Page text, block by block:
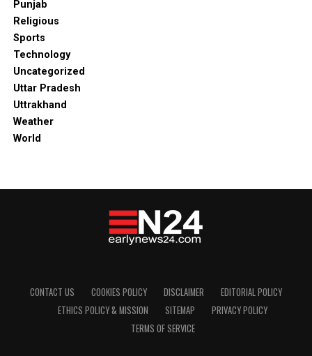
Punjab
Religious
Sports
Technology
Uncategorized
Uttar Pradesh
Uttrakhand
Weather
World
CONTACT US COOKIES POLICY DISCLAIMER
EDITORIAL POLICY
ETHICS POLICY & MISSION
SITEMAP
PRIVACY POLICY
TERMS OF SERVICE